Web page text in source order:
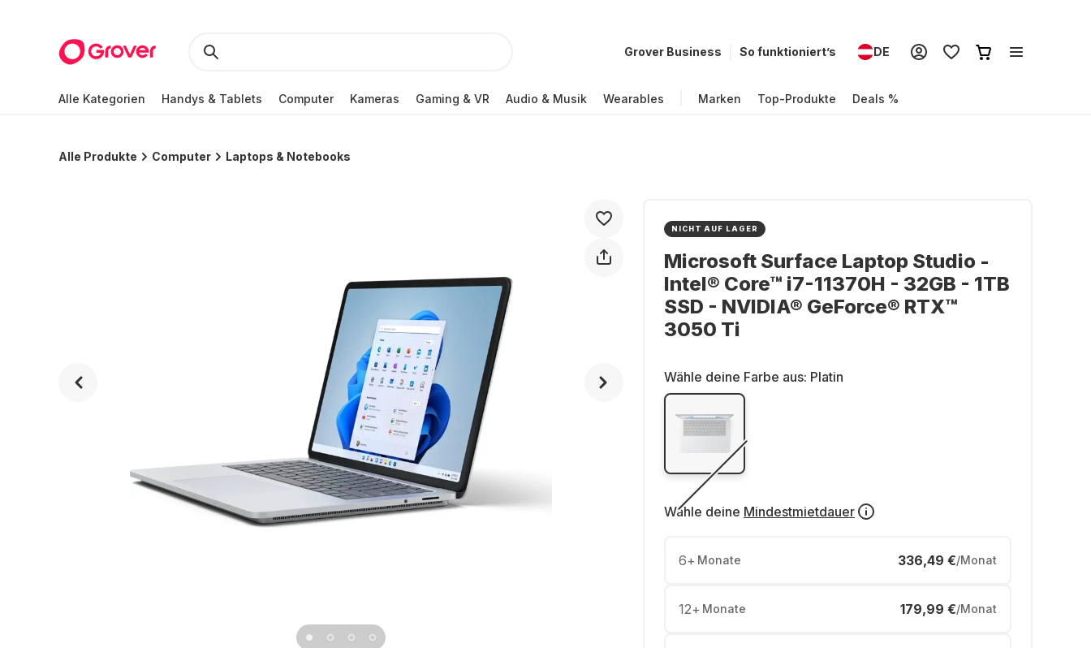
Grover Business So funktioniert’s DE
Alle Kategorien Handys & Tablets Computer Kameras Gaming & VR Audio & Musik Wearables Marken Top-Produkte Deals %
Alle Produkte Computer Laptops & Notebooks
NICHT AUF LAGER
Microsoft Surface Laptop Studio -
Intel® Core™ i7-11370H - 32GB - 1TB
SSD - NVIDIA® GeForce® RTX™
3050 Ti
Wähle deine Farbe aus: Platin
Wähle deine Mindestmietdauer
6+ Monate 336,49 €/Monat
12+ Monate 179,99 €/Monat